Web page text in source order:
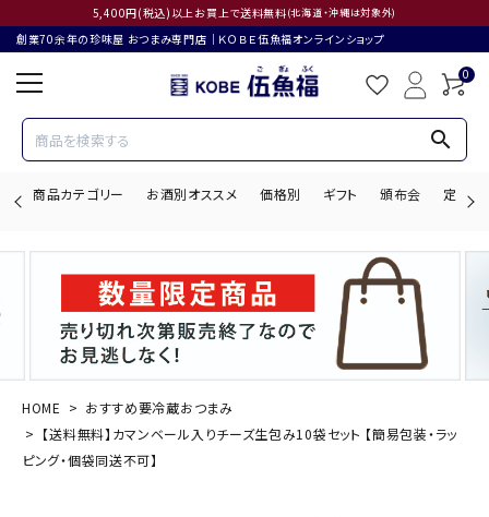
5,400円(税込)以上お買上で送料無料(北海道・沖縄は対象外)
創業70余年の珍味屋 おつまみ専門店│ＫＯＢＥ伍魚福オンラインショップ
0
search
商品カテゴリー お酒別オススメ 価格別 ギフト 頒布会 定期購
search
ACCOUNT MENU
ログイン
HOME
おすすめ要冷蔵おつまみ
【送料無料】カマンベール入りチーズ生包み10袋セット 【簡易包装・ラッ
ピング・個袋同送不可】